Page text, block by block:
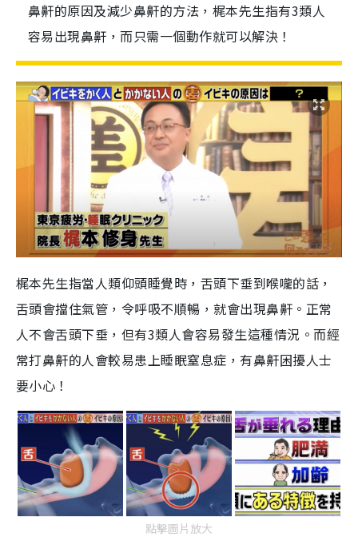
鼻鼾的原因及減少鼻鼾的方法，梶本先生指有3類人
容易出現鼻鼾，而只需一個動作就可以解決！
梶本先生指當人類仰頭睡覺時，舌頭下垂到喉嚨的話，
舌頭會擋住氣管，令呼吸不順暢，就會出現鼻鼾。正常
人不會舌頭下垂，但有3類人會容易發生這種情況。而經
常打鼻鼾的人會較易患上睡眠窒息症，有鼻鼾困擾人士
要小心！
點擊圖片放大